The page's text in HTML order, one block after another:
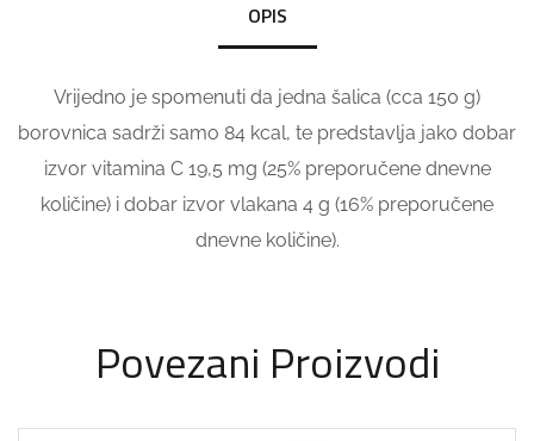
OPIS
Vrijedno je spomenuti da jedna šalica (cca 150 g)
borovnica sadrži samo 84 kcal, te predstavlja jako dobar
izvor vitamina C 19,5 mg (25% preporučene dnevne
količine) i dobar izvor vlakana 4 g (16% preporučene
dnevne količine).
Povezani Proizvodi